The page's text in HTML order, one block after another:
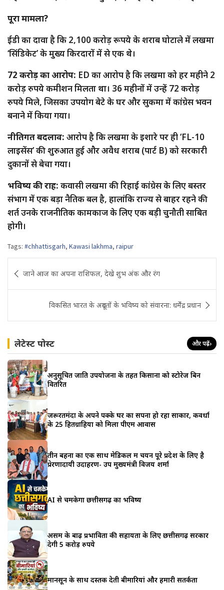
पूरा मामला?
ईडी का दावा है कि 2,100 करोड़ रूपये के शराब घोटाले में लखमा
‘सिंडिकेट’ के मुख्य किरदारों में से एक थे।
72 करोड़ का आरोप: ED का आरोप है कि लखमा को हर महीने 2
करोड़ रुपये कमीशन मिलता था। 36 महीनों में उन्हें 72 करोड़
रुपये मिले, जिसका उपयोग बेटे के घर और सुकमा में कांग्रेस भवन
बनाने में किया गया।
नीतिगत बदलाव: आरोप है कि लखमा के इशारे पर ही ‘FL-10
लाइसेंस’ की शुरुआत हुई और अवैध शराब (पार्ट B) को सरकारी
दुकानों से बेचा गया।
भविष्य की राह: कवासी लखमा की रिहाई कांग्रेस के लिए बस्तर
संभाग में एक बड़ा नैतिक बल है, हालांकि राज्य से बाहर रहने की
शर्त उनके राजनीतिक कामकाज के लिए एक बड़ी चुनौती साबित
होगी।
Tags: #chhattisgarh, Kawasi lakhma, raipur
navigation
जाने आज का अपना राशिफल, देखे शुभ अंक और रंग
विकसित भारत के अग्रदूतों के भविष्‍य को संवारना: धर्मेंद्र प्रधान
लेटेस्ट पोस्ट और पढ़ें›
अनुसूचित जाति उपयोजना के तहत किसानों को स्टोरेज बिन
वितरित
जरूरतमंदों के अपने पक्के घर का सपना हो रहा साकार, कवर्धा
के 25 हितग्राहियों को मिला पीएम आवास
तीन बहनों का एक साथ मेडिकल में चयन पूरे प्रदेश के लिए है
प्रेरणादायी उदाहरण- उप मुख्यमंत्री विजय शर्मा
AI से चमकेगा छत्तीसगढ़ का भविष्य
असम के बाढ़ प्रभावितों की सहायता के लिए छत्तीसगढ़ सरकार
देगी 5 करोड़ रुपये
मानसून के साथ दस्तक देती बीमारियां और हमारी सतर्कता